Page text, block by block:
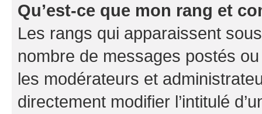
Qu’est-ce que mon rang et
Les rangs qui apparaissent
nombre de messages postés
les modérateurs et
directement modifier l’intitulé